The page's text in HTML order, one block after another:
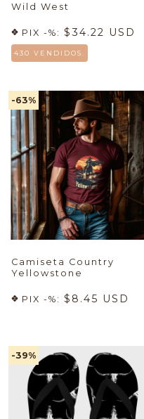
Wild West
PIX -%: $34.22 USD
430 VENDIDOS.
-63%
Camiseta Country
Yellowstone
PIX -%: $8.45 USD
-39%